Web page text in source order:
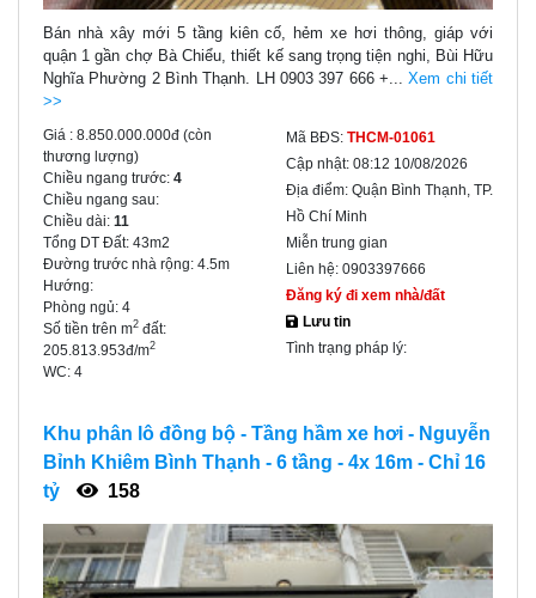
Bán nhà xây mới 5 tầng kiên cố, hẻm xe hơi thông, giáp với
quận 1 gần chợ Bà Chiểu, thiết kế sang trọng tiện nghi, Bùi Hữu
Nghĩa Phường 2 Bình Thạnh. LH 0903 397 666 +...Xem chi tiết
>>
Giá : 8.850.000.000đ (còn
thương lượng)
Chiều ngang trước: 4
Chiều ngang sau:
Chiều dài: 11
Tổng DT Đất: 43m2
Đường trước nhà rộng: 4.5m
Hướng:
Phòng ngủ: 4
Số tiền trên m2 đất:
205.813.953đ/m2
WC: 4
Mã BĐS: THCM-01061
Cập nhật: 08:12 10/08/2026
Địa điểm: Quận Bình Thạnh, TP.
Hồ Chí Minh
Miễn trung gian
Liên hệ: 0903397666
Đăng ký đi xem nhà/đất
Lưu tin
Tình trạng pháp lý:
Khu phân lô đồng bộ - Tầng hầm xe hơi - Nguyễn
Bỉnh Khiêm Bình Thạnh - 6 tầng - 4x 16m - Chỉ 16
tỷ
158